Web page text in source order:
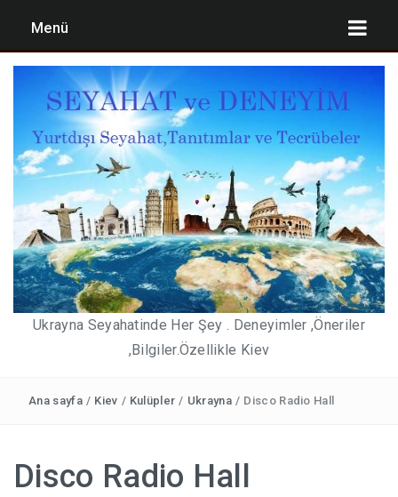
Menü
UKRAYNA’YA GÜNCEL GIRIŞ ŞARTLARI
KIEV TATILI PLANLAMASI ,MALIYET ÖNERILERI
2,3,4,7 GÜNLÜK KIEV TATIL BÜTÇELERI
PEGASUS’DAN KABIN BAGAJ HAKKI DÜZENLEMESI))
YURT DIŞI DÖNÜŞLERDE ZORUNLU NEGATIF PCR
TESTI 15 MAYIS 2021 DE SONA ERIYOR. KIEV DE
NEREDE TEST OLUNABILIR(SON GÜNCELLEME 3
MAYIS 2021)
Ukrayna Seyahatinde Her Şey . Deneyimler ,Öneriler
,Bilgiler.Özellikle Kiev
Ana sayfa / Kiev / Kulüpler / Ukrayna / Disco Radio Hall
Disco Radio Hall